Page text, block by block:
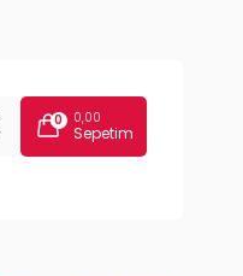
0 0,00
Sepetim